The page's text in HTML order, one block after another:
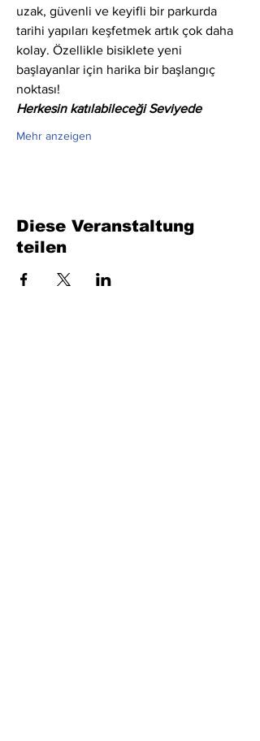
uzak, güvenli ve keyifli bir parkurda
tarihi yapıları keşfetmek artık çok daha
kolay. Özellikle bisiklete yeni
başlayanlar için harika bir başlangıç
noktası!
Herkesin katılabileceği Seviyede
Mehr anzeigen
Diese Veranstaltung
teilen